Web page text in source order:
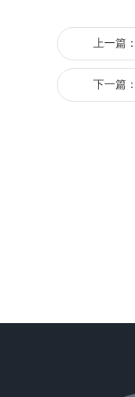
上一篇：
下一篇：